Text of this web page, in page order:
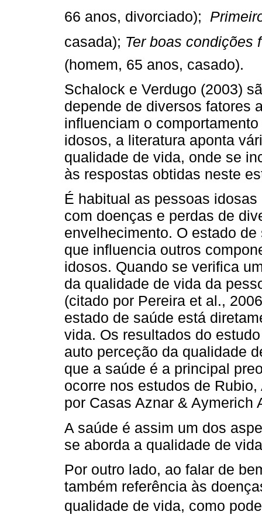
66 anos, divorciado); 
casada);  Ter boas condições
(homem, 65 anos, casado).
Schalock e Verdugo (2003)
depende de diversos fatores
influenciam o
idosos, a literatura aponta
qualidade de vida, onde se
às respostas obtidas neste
É habitual as pessoas
com doenças e perdas de
envelhecimento. O estado
que influencia outros
idosos. Quando se verifica
da qualidade de vida da
(citado por Pereira et al.,
estado de saúde está
vida. Os resultados do
auto perceção da qualidade
que a saúde é a principal
ocorre nos estudos de
por Casas Aznar & Aymerich
A saúde é assim um dos
se aborda a qualidade de
Por outro lado, ao falar de
também referência às
qualidade de vida, como pode